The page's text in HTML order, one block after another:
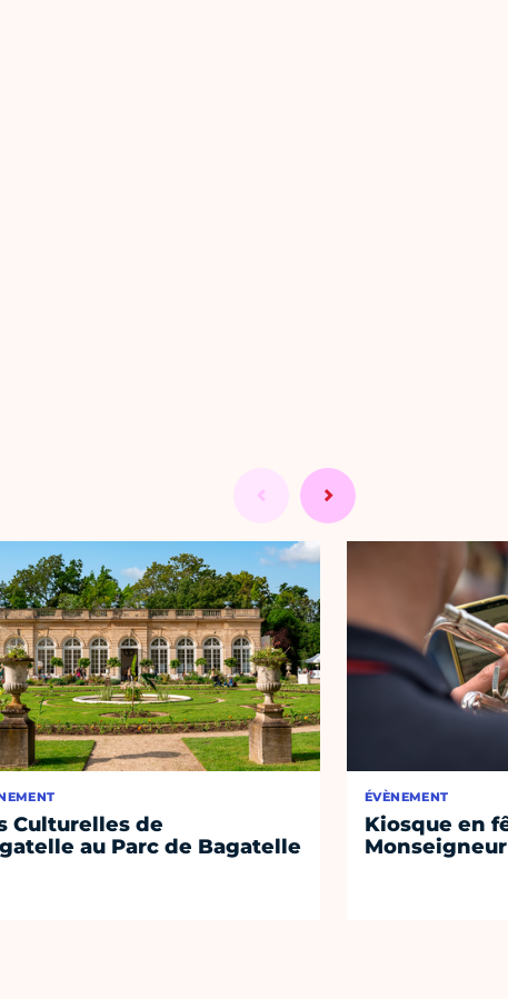
Culturelles de
au Parc de Bagatelle
ÉVÈNEMENT
Kiosque en